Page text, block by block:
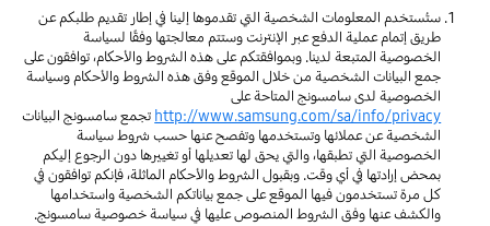
ستُستخدم المعلومات الشخصية التي تقدموها إلينا في إطار تقديم طلبكم عن
طريق إتمام عملية الدفع عبر الإنترنت وستتم معالجتها وفقًا لسياسة
الخصوصية المتبعة لدينا. وبموافقتكم على هذه الشروط والأحكام، توافقون على
جمع البيانات الشخصية من خلال الموقع وفق هذه الشروط والأحكام وسياسة
الخصوصية لدى سامسونج المتاحة على
http://www.samsung.com/sa/info/privacy تجمع سامسونج البيانات
الشخصية عن عملائها وتستخدمها وتفصح عنها حسب شروط سياسة
الخصوصية التي تطبقها، والتي يحق لها تعديلها أو تغييرها دون الرجوع إليكم
بمحض إرادتها في أي وقت. وبقبول الشروط والأحكام الماثلة، فإنكم توافقون في
كل مرة تستخدمون فيها الموقع على جمع بياناتكم الشخصية واستخدامها
والكشف عنها وفق الشروط المنصوص عليها في سياسة خصوصية سامسونج.